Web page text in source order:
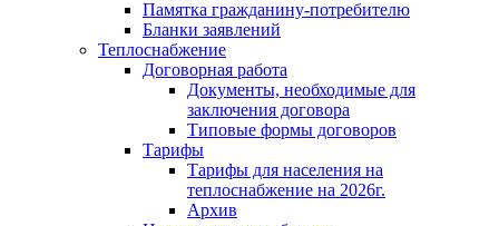
Памятка гражданину-потребителю
Бланки заявлений
Теплоснабжение
Договорная работа
Документы, необходимые для
заключения договора
Типовые формы договоров
Тарифы
Тарифы для населения на
теплоснабжение на 2026г.
Архив